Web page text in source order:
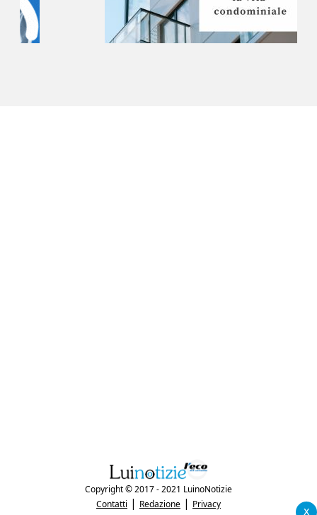
x
Copyright © 2017 - 2021 LuinoNotizie
Contatti | Redazione | Privacy